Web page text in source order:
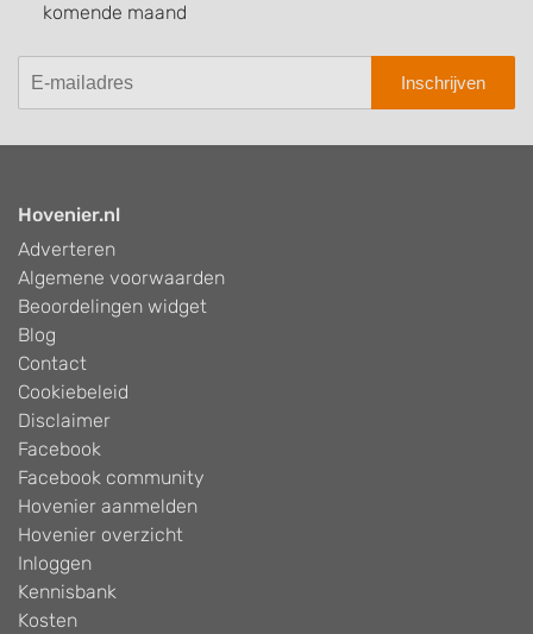
komende maand
Inschrijven
Hovenier.nl
Adverteren
Algemene voorwaarden
Beoordelingen widget
Blog
Contact
Cookiebeleid
Disclaimer
Facebook
Facebook community
Hovenier aanmelden
Hovenier overzicht
Inloggen
Kennisbank
Kosten